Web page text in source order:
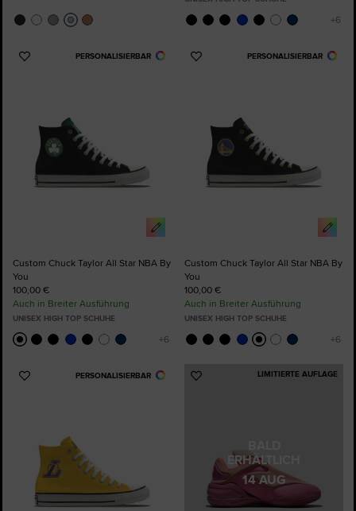
PERSONALISIERBAR
Zu
Custom Chuck Taylor All Star NBA By
You
100,00 €
Auch in Breiter Ausführung
UNISEX HIGH TOP SCHUHE
PERSONALISIERBAR
Zu
Custom Chuck Taylor All Star NBA By
You
100,00 €
Auch in Breiter Ausführung
UNISEX HIGH TOP SCHUHE
PERSONALISIERBAR
Zu
ERHÄLTLICH
14 AUG
LIMITIERTE AUFLAGE
Zu